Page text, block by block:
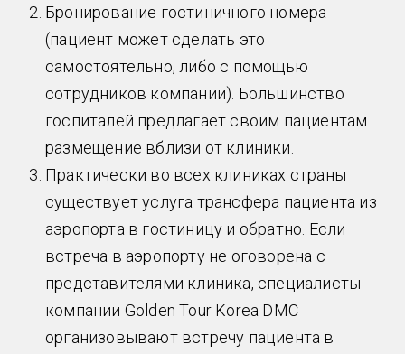
Бронирование гостиничного номера
(пациент может сделать это
самостоятельно, либо с помощью
сотрудников компании). Большинство
госпиталей предлагает своим пациентам
размещение вблизи от клиники.
Практически во всех клиниках страны
существует услуга трансфера пациента из
аэропорта в гостиницу и обратно. Если
встреча в аэропорту не оговорена с
представителями клиника, специалисты
компании Golden Tour Korea DMC
организовывают встречу пациента в